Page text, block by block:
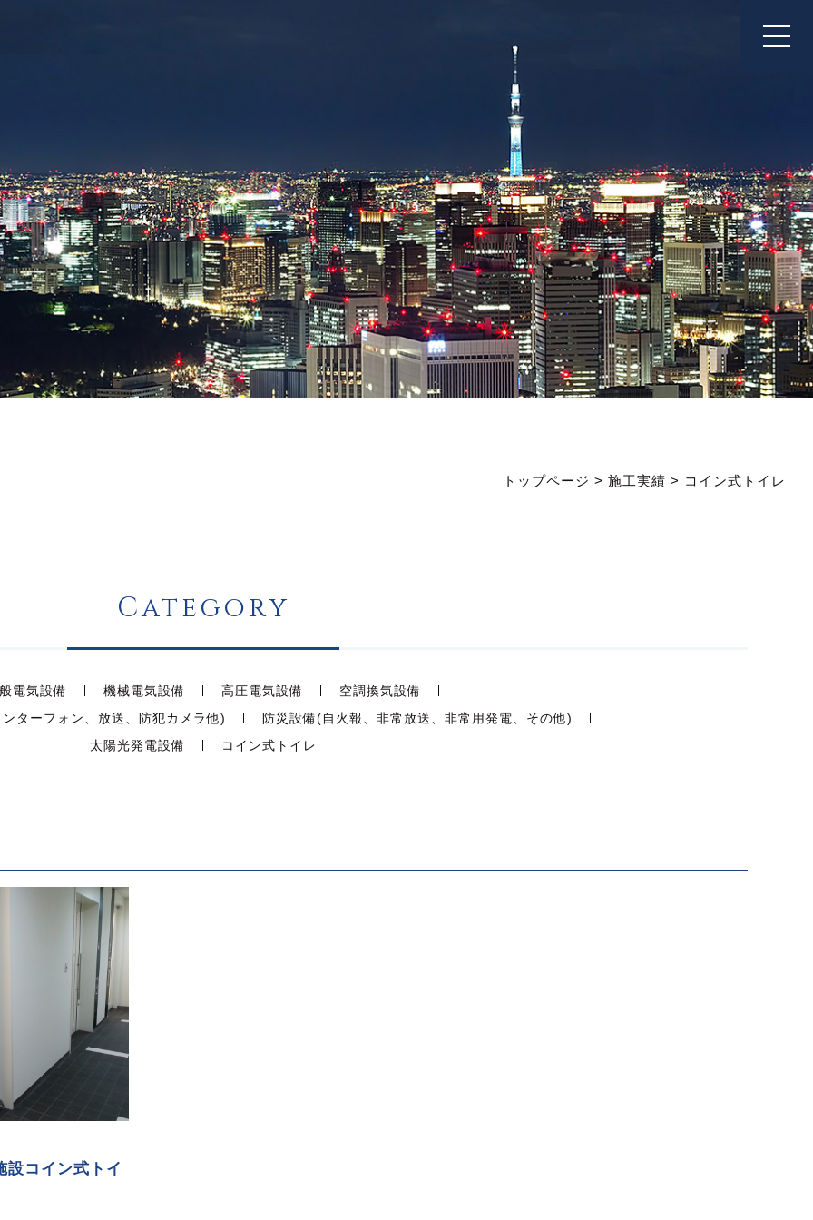
トップページ > 施工実績 > コイン式トイレ
Category
電気設備 機械電気設備 高圧電気設備
空調換気設備
ターフォン、放送、防犯カメラ他)
防災設備(自火報、非常放送、非常用発電、その他)
太陽光発電設備
コイン式トイレ
コイン式トイ